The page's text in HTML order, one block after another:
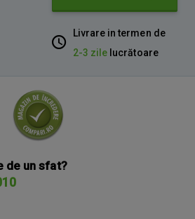
Livrare in termen de
2-3 zile lucrătoare
de un sfat?